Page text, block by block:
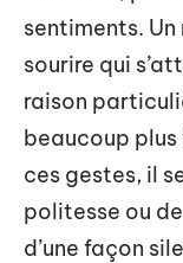
sentiments.
sourire qui
raison
beaucoup plus
ces gestes, il
politesse ou
d’une façon